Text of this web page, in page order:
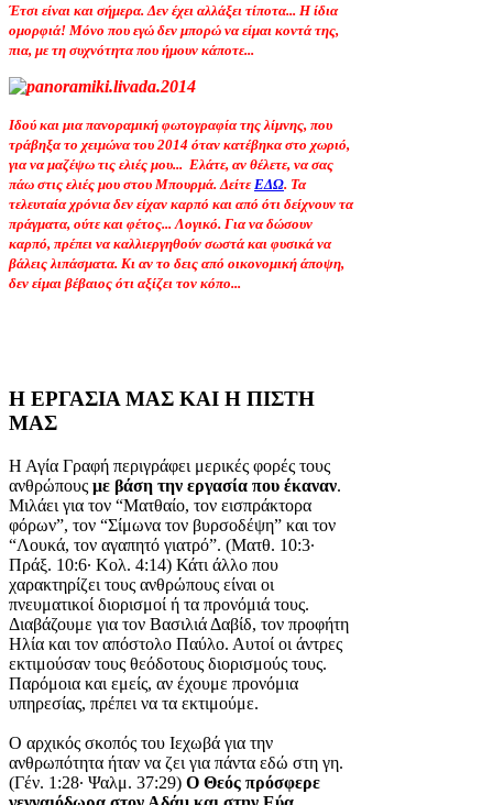
Έτσι είναι και σήμερα. Δεν έχει αλλάξει τίποτα... Η ίδια
ομορφιά! Μόνο που εγώ δεν μπορώ να είμαι κοντά της,
πια, με τη συχνότητα που ήμουν κάποτε...
Ιδού και μια πανοραμική φωτογραφία της λίμνης, που
τράβηξα το χειμώνα του 2014 όταν κατέβηκα στο χωριό,
για να μαζέψω τις ελιές μου... Ελάτε, αν θέλετε, να σας
πάω στις ελιές μου στου Μπουρμά. Δείτε ΕΔΩ. Τα
τελευταία χρόνια δεν είχαν καρπό και από ότι δείχνουν τα
πράγματα, ούτε και φέτος... Λογικό. Για να δώσουν
καρπό, πρέπει να καλλιεργηθούν σωστά και φυσικά να
βάλεις λιπάσματα. Κι αν το δεις από οικονομική άποψη,
δεν είμαι βέβαιος ότι αξίζει τον κόπο...
Η ΕΡΓΑΣΙΑ ΜΑΣ ΚΑΙ Η ΠΙΣΤΗ
ΜΑΣ
Η Αγία Γραφή περιγράφει μερικές φορές τους
ανθρώπους με βάση την εργασία που έκαναν.
Μιλάει για τον “Ματθαίο, τον εισπράκτορα
φόρων”, τον “Σίμωνα τον βυρσοδέψη” και τον
“Λουκά, τον αγαπητό γιατρό”. (Ματθ. 10:3·
Πράξ. 10:6· Κολ. 4:14) Κάτι άλλο που
χαρακτηρίζει τους ανθρώπους είναι οι
πνευματικοί διορισμοί ή τα προνόμιά τους.
Διαβάζουμε για τον Βασιλιά Δαβίδ, τον προφήτη
Ηλία και τον απόστολο Παύλο. Αυτοί οι άντρες
εκτιμούσαν τους θεόδοτους διορισμούς τους.
Παρόμοια και εμείς, αν έχουμε προνόμια
υπηρεσίας, πρέπει να τα εκτιμούμε.
Ο αρχικός σκοπός του Ιεχωβά για την
ανθρωπότητα ήταν να ζει για πάντα εδώ στη γη.
(Γέν. 1:28· Ψαλμ. 37:29) Ο Θεός πρόσφερε